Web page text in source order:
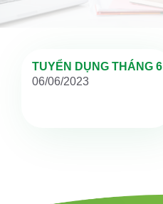
TUYỂN DỤNG THÁNG 6
06/06/2023